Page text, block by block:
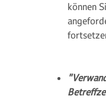
können